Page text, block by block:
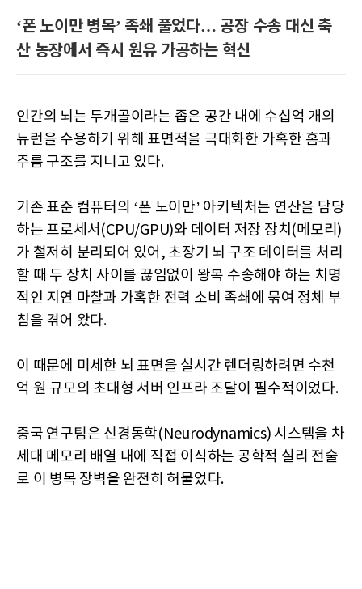
‘폰 노이만 병목’ 족쇄 풀었다… 공장 수송 대신 축
산 농장에서 즉시 원유 가공하는 혁신
인간의 뇌는 두개골이라는 좁은 공간 내에 수십억 개의
뉴런을 수용하기 위해 표면적을 극대화한 가혹한 홈과
주름 구조를 지니고 있다.
기존 표준 컴퓨터의 ‘폰 노이만’ 아키텍처는 연산을 담당
하는 프로세서(CPU/GPU)와 데이터 저장 장치(메모리)
가 철저히 분리되어 있어, 초장기 뇌 구조 데이터를 처리
할 때 두 장치 사이를 끊임없이 왕복 수송해야 하는 치명
적인 지연 마찰과 가혹한 전력 소비 족쇄에 묶여 정체 부
침을 겪어 왔다.
이 때문에 미세한 뇌 표면을 실시간 렌더링하려면 수천
억 원 규모의 초대형 서버 인프라 조달이 필수적이었다.
중국 연구팀은 신경동학(Neurodynamics) 시스템을 차
세대 메모리 배열 내에 직접 이식하는 공학적 실리 전술
로 이 병목 장벽을 완전히 허물었다.